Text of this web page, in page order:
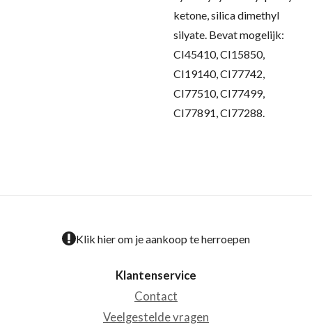
ketone, silica dimethyl
silyate. Bevat mogelijk:
CI45410, CI15850,
CI19140, CI77742,
CI77510, CI77499,
CI77891, CI77288.
Klik hier om je aankoop te herroepen
Klantenservice
Contact
Veelgestelde vragen